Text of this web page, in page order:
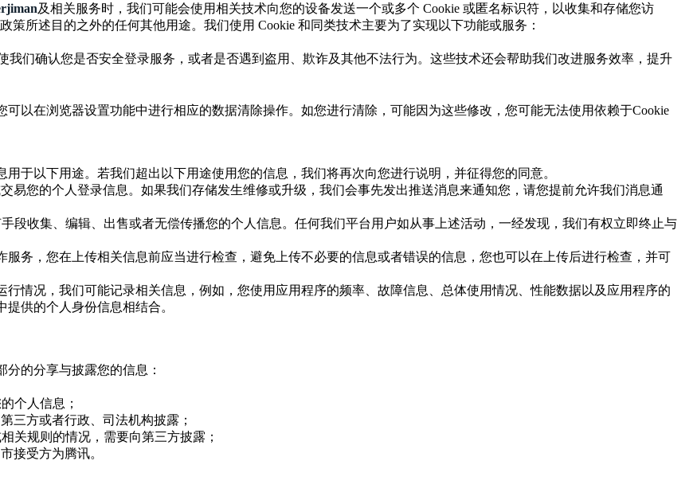
及相关服务时，我们可能会使用相关技术向您的设备发送一个或多个 Cookie 或匿名标识符，以收集和存储您访
策所述目的之外的任何其他用途。我们使用 Cookie 和同类技术主要为了实现以下功能或服务：
我们确认您是否安全登录服务，或者是否遇到盗用、欺诈及其他不法行为。这些技术还会帮助我们改进服务效率，提升
以在浏览器设置功能中进行相应的数据清除操作。如您进行清除，可能因为这些修改，您可能无法使用依赖于Cookie
于以下用途。若我们超出以下用途使用您的信息，我们将再次向您进行说明，并征得您的同意。
易您的个人登录信息。如果我们存储发生维修或升级，我们会事先发出推送消息来通知您，请您提前允许我们消息通
段收集、编辑、出售或者无偿传播您的个人信息。任何我们平台用户如从事上述活动，一经发现，我们有权立即终止与
务，您在上传相关信息前应当进行检查，避免上传不必要的信息或者错误的信息，您也可以在上传后进行检查，并可
情况，我们可能记录相关信息，例如，您使用应用程序的频率、故障信息、总体使用情况、性能数据以及应用程序的
供的个人身份信息相结合。
的分享与披露您的信息：
个人信息；
三方或者行政、司法机构披露；
关规则的情况，需要向第三方披露；
接受方为腾讯。